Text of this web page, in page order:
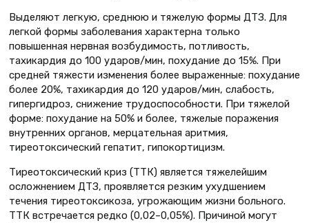
Выделяют легкую, среднюю и тяжелую формы ДТЗ. Для
легкой формы заболевания характерна только
повышенная нервная возбудимость, потливость,
тахикардия до 100 ударов/мин, похудание до 15%. При
средней тяжести изменения более выраженные: похудание
более 20%, тахикардия до 120 ударов/мин, слабость,
гипергид­роз, снижение трудоспособности. При тяжелой
форме: похудание на 50% и более, тяжелые поражения
внутренних органов, мерцательная аритмия,
тиреотоксический гепатит, гипокортицизм.
Тиреотоксический криз (ТТК) является тяжелейшим
осложнением ДТЗ, проявляется резким ухудшением
течения тиреотоксикоза, угрожающим жизни больного.
ТТК встречается редко (0,02–0,05%). Причиной могут